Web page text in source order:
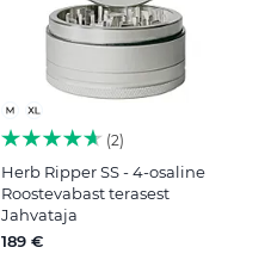
2
Herb Ripper SS - 4-osaline
Roostevabast terasest
Jahvataja
189 €